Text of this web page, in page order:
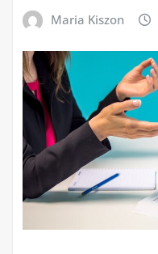
Maria Kiszon